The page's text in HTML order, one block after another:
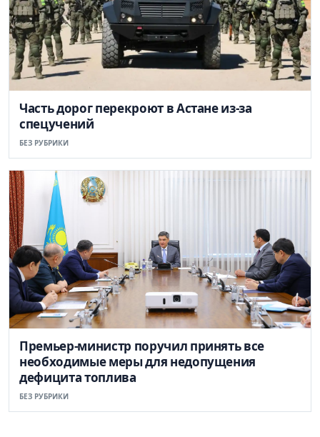
Часть дорог перекроют в Астане из-за
спецучений
БЕЗ РУБРИКИ
Премьер-министр поручил принять все
необходимые меры для недопущения
дефицита топлива
БЕЗ РУБРИКИ